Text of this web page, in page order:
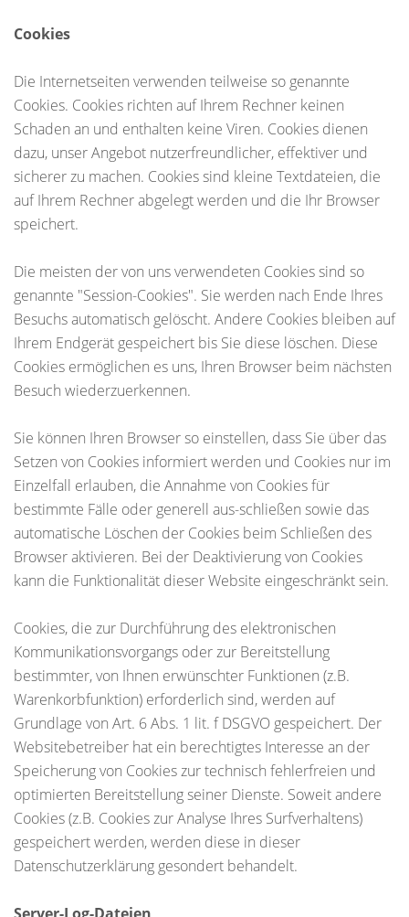
Cookies
Die Internetseiten verwenden teilweise so genannte
Cookies. Cookies richten auf Ihrem Rechner keinen
Schaden an und enthalten keine Viren. Cookies dienen
dazu, unser Angebot nutzerfreundlicher, effektiver und
sicherer zu machen. Cookies sind kleine Textdateien, die
auf Ihrem Rechner abgelegt werden und die Ihr Browser
speichert.
Die meisten der von uns verwendeten Cookies sind so
genannte "Session-Cookies". Sie werden nach Ende Ihres
Besuchs automatisch gelöscht. Andere Cookies bleiben auf
Ihrem Endgerät gespeichert bis Sie diese löschen. Diese
Cookies ermöglichen es uns, Ihren Browser beim nächsten
Besuch wiederzuerkennen.
Sie können Ihren Browser so einstellen, dass Sie über das
Setzen von Cookies informiert werden und Cookies nur im
Einzelfall erlauben, die Annahme von Cookies für
bestimmte Fälle oder generell aus-schließen sowie das
automatische Löschen der Cookies beim Schließen des
Browser aktivieren. Bei der Deaktivierung von Cookies
kann die Funktionalität dieser Website eingeschränkt sein.
Cookies, die zur Durchführung des elektronischen
Kommunikationsvorgangs oder zur Bereitstellung
bestimmter, von Ihnen erwünschter Funktionen (z.B.
Warenkorbfunktion) erforderlich sind, werden auf
Grundlage von Art. 6 Abs. 1 lit. f DSGVO gespeichert. Der
Websitebetreiber hat ein berechtigtes Interesse an der
Speicherung von Cookies zur technisch fehlerfreien und
optimierten Bereitstellung seiner Dienste. Soweit andere
Cookies (z.B. Cookies zur Analyse Ihres Surfverhaltens)
gespeichert werden, werden diese in dieser
Datenschutzerklärung gesondert behandelt.